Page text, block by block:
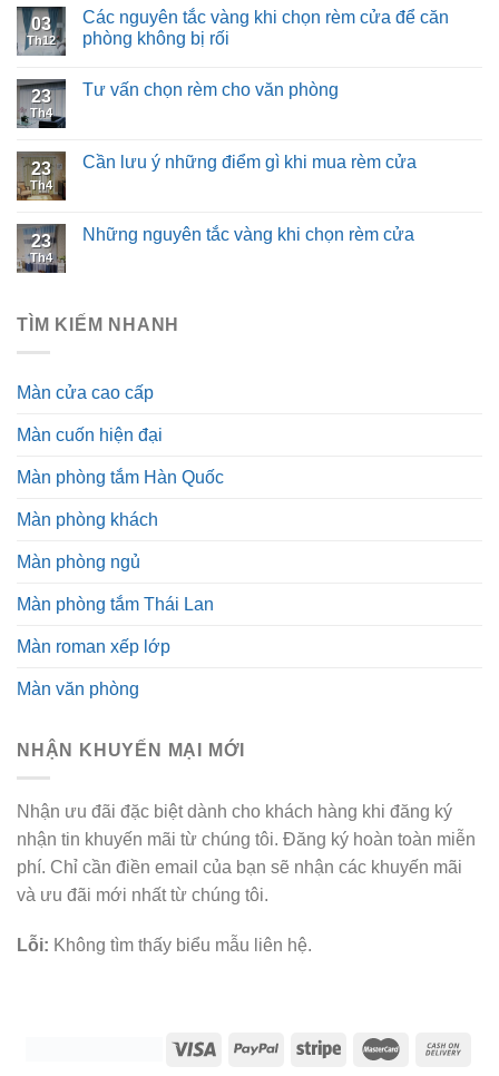
03
Th12
Các nguyên tắc vàng khi chọn rèm cửa để căn
phòng không bị rối
23
Th4
Tư vấn chọn rèm cho văn phòng
23
Th4
Cần lưu ý những điểm gì khi mua rèm cửa
23
Th4
Những nguyên tắc vàng khi chọn rèm cửa
TÌM KIẾM NHANH
Màn cửa cao cấp
Màn cuốn hiện đại
Màn phòng tắm Hàn Quốc
Màn phòng khách
Màn phòng ngủ
Màn phòng tắm Thái Lan
Màn roman xếp lớp
Màn văn phòng
NHẬN KHUYẾN MẠI MỚI
Nhận ưu đãi đặc biệt dành cho khách hàng khi đăng ký
nhận tin khuyến mãi từ chúng tôi. Đăng ký hoàn toàn miễn
phí. Chỉ cần điền email của bạn sẽ nhận các khuyến mãi
và ưu đãi mới nhất từ chúng tôi.
Lỗi: Không tìm thấy biểu mẫu liên hệ.